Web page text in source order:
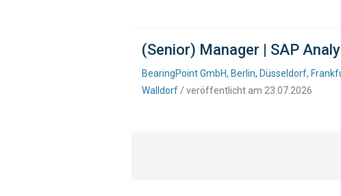
(Senior) Manager | SAP
BearingPoint GmbH, Berlin, Düsseldorf,
Walldorf / veröffentlicht am 23.07.2026